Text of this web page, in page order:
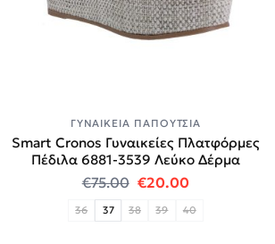
ΓΥΝΑΙΚΕΊΑ ΠΑΠΟΎΤΣΙΑ
Smart Cronos Γυναικείες Πλατφόρμες
Πέδιλα 6881-3539 Λεύκο Δέρμα
€75.00 Original price was:
€20.00Η τρέχουσα
36 37 38 39 40